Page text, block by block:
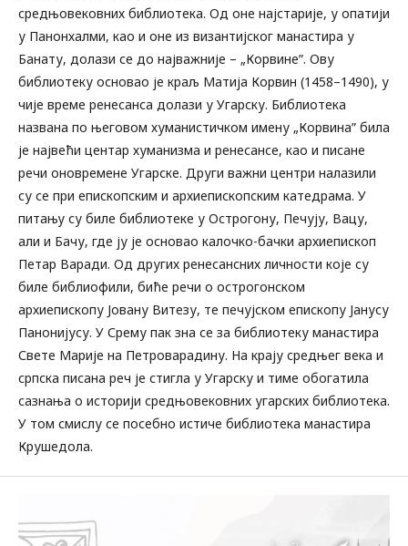
средњовековних библиотека. Од оне најстарије, у опатији
у Панонхалми, као и оне из византијског манастира у
Банату, долази се до најважније – „Корвинеˮ. Ову
библиотеку основао је краљ Матија Корвин (1458–1490), у
чије време ренесанса долази у Угарску. Библиотека
названа по његовом хуманистичком имену „Корвинаˮ била
је највећи центар хуманизма и ренесансе, као и писане
речи оновремене Угарске. Други важни центри налазили
су се при епископским и архиепископским катедрама. У
питању су биле библиотеке у Острогону, Печују, Вацу,
али и Бачу, где ју је основао калочко-бачки архиепископ
Петар Варади. Од других ренесансних личности које су
биле библиофили, биће речи о острогонском
архиепископу Јовану Витезу, те печујском епископу Јанусу
Панонијусу. У Срему пак зна се за библиотеку манастира
Свете Марије на Петроварадину. На крају средњег века и
српска писана реч је стигла у Угарску и тиме обогатила
сазнања о историји средњовековних угарских библиотека.
У том смислу се посебно истиче библиотека манастира
Крушедола.